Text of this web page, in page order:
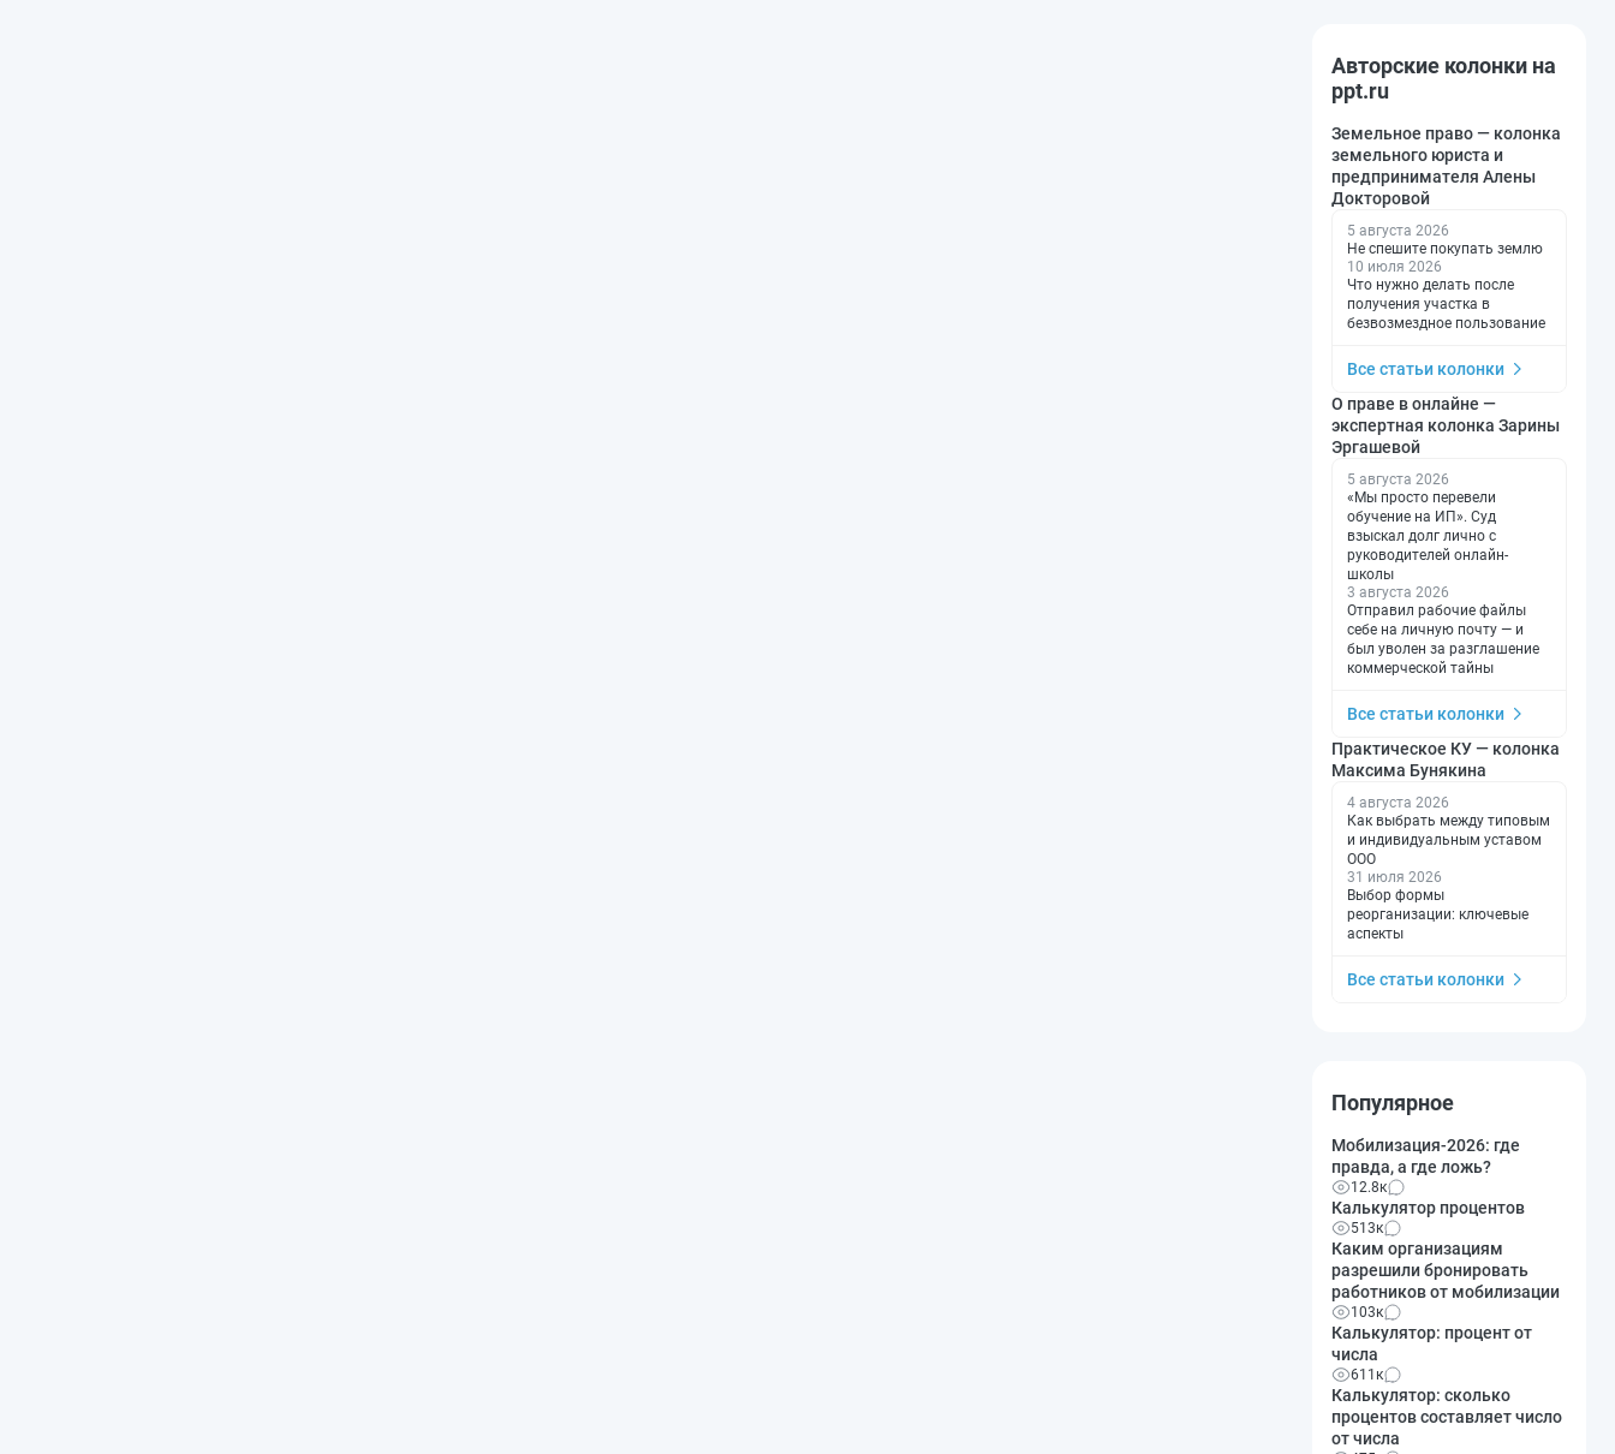
Авторские колонки на
ppt.ru
Земельное право — колонка
земельного юриста и
предпринимателя Алены
Докторовой
5 августа 2026
Не спешите покупать землю
10 июля 2026
Что нужно делать после
получения участка в
безвозмездное пользование
Все статьи колонки
О праве в онлайне —
экспертная колонка Зарины
Эргашевой
5 августа 2026
«Мы просто перевели
обучение на ИП». Суд
взыскал долг лично с
руководителей онлайн-
школы
3 августа 2026
Отправил рабочие файлы
себе на личную почту — и
был уволен за разглашение
коммерческой тайны
Все статьи колонки
Практическое КУ — колонка
Максима Бунякина
4 августа 2026
Как выбрать между типовым
и индивидуальным уставом
ООО
31 июля 2026
Выбор формы
реорганизации: ключевые
аспекты
Все статьи колонки
Популярное
Мобилизация-2026: где
правда, а где ложь?
12.8к
Калькулятор процентов
513к
Каким организациям
разрешили бронировать
работников от мобилизации
103к
Калькулятор: процент от
числа
611к
Калькулятор: сколько
процентов составляет число
от числа